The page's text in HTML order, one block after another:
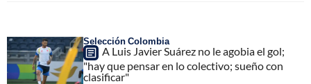
Selección Colombia
A Luis Javier Suárez no le agobia el gol;
"hay que pensar en lo colectivo; sueño con
clasificar"